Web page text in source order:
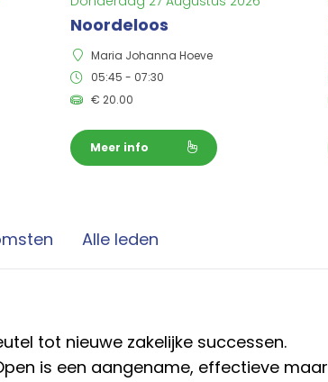
Noordeloos
Maria Johanna Hoeve
05:45 - 07:30
€ 20.00
Meer info
Alle leden
tot nieuwe zakelijke successen.
is een aangename, effectieve maar